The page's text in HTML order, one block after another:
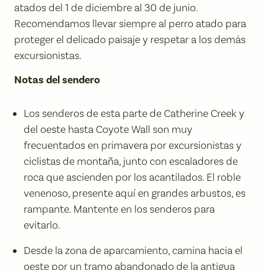
atados del 1 de diciembre al 30 de junio.
Recomendamos llevar siempre al perro atado para
proteger el delicado paisaje y respetar a los demás
excursionistas.
Notas del sendero
Los senderos de esta parte de Catherine Creek y
del oeste hasta Coyote Wall son muy
frecuentados en primavera por excursionistas y
ciclistas de montaña, junto con escaladores de
roca que ascienden por los acantilados. El roble
venenoso, presente aquí en grandes arbustos, es
rampante. Mantente en los senderos para
evitarlo.
Desde la zona de aparcamiento, camina hacia el
oeste por un tramo abandonado de la antigua